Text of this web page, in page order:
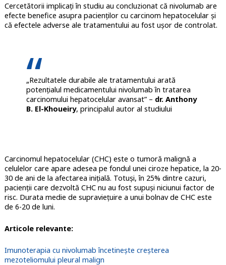
Cercetătorii implicați în studiu au concluzionat că nivolumab are
efecte benefice asupra pacienților cu carcinom hepatocelular și
că efectele adverse ale tratamentului au fost ușor de controlat.
„Rezultatele durabile ale tratamentului arată
potențialul medicamentului nivolumab în tratarea
carcinomului hepatocelular avansat” – dr. Anthony
B. El-Khoueiry, principalul autor al studiului
Carcinomul hepatocelular (CHC) este o tumoră malignă a
celulelor care apare adesea pe fondul unei ciroze hepatice, la 20-
30 de ani de la afectarea inițială. Totuși, în 25% dintre cazuri,
pacienții care dezvoltă CHC nu au fost supuși niciunui factor de
risc. Durata medie de supraviețuire a unui bolnav de CHC este
de 6-20 de luni.
Articole relevante:
Imunoterapia cu nivolumab încetinește creșterea
mezoteliomului pleural malign